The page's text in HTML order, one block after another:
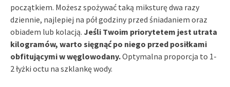
początkiem. Możesz spożywać taką miksturę dwa razy
dziennie, najlepiej na pół godziny przed śniadaniem oraz
obiadem lub kolacją. Jeśli Twoim priorytetem jest utrata
kilogramów, warto sięgnąć po niego przed posiłkami
obfitującymi w węglowodany.Optymalna proporcja to 1-
2 łyżki octu na szklankę wody.